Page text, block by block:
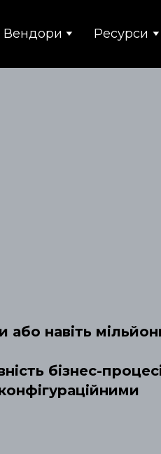
Вендори Ресурси
або навіть
бізнес-